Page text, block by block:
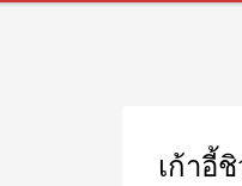
เก้าอี้ชิ